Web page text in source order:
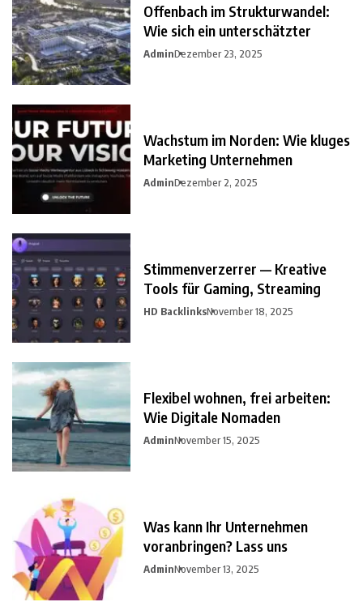
Offenbach im Strukturwandel:
Wie sich ein unterschätzter
AdminDezember 23, 2025
Wachstum im Norden: Wie kluges
Marketing Unternehmen
AdminDezember 2, 2025
Stimmenverzerrer — Kreative
Tools für Gaming, Streaming
HD BacklinksNovember 18, 2025
Flexibel wohnen, frei arbeiten:
Wie Digitale Nomaden
AdminNovember 15, 2025
Was kann Ihr Unternehmen
voranbringen? Lass uns
AdminNovember 13, 2025